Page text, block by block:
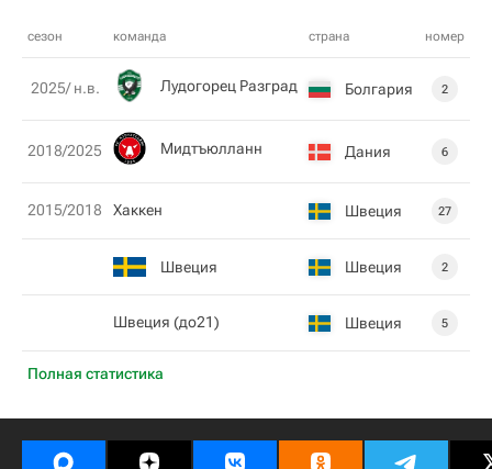
сезон команда страна номер
Полная статистика
2025/ н.в. Лудогорец Разград Болгария 2
2018/2025 Мидтъюлланн Дания 6
2015/2018 Хаккен Швеция 27
Швеция Швеция 2
Швеция (до21) Швеция 5